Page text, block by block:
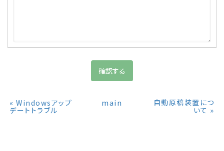
« Windowsアップ
デートトラブル
main
自動原稿装置につ
いて »